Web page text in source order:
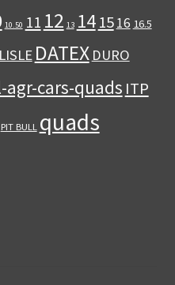
10.50 11 12 13 14 1516 16.5
DATEX DURO
cars-quads ITP
PIT BULL quads